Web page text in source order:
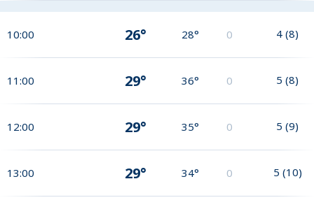
10:00 26° 28° 0 4 (8)
11:00 29° 36° 0 5 (8)
12:00 29° 35° 0 5 (9)
13:00 29° 34° 0 5 (10)